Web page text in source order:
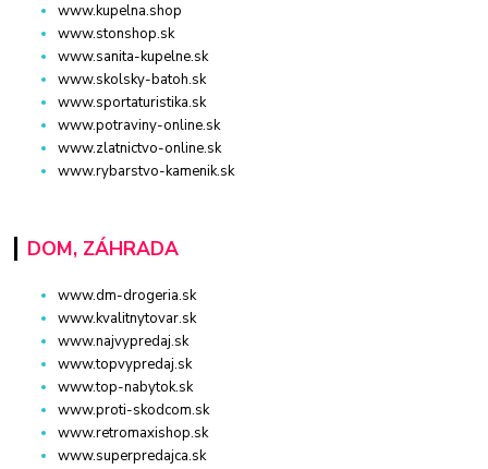
www.kupelna.shop
www.stonshop.sk
www.sanita-kupelne.sk
www.skolsky-batoh.sk
www.sportaturistika.sk
www.potraviny-online.sk
www.zlatnictvo-online.sk
www.rybarstvo-kamenik.sk
DOM, ZÁHRADA
www.dm-drogeria.sk
www.kvalitnytovar.sk
www.najvypredaj.sk
www.topvypredaj.sk
www.top-nabytok.sk
www.proti-skodcom.sk
www.retromaxishop.sk
www.superpredajca.sk